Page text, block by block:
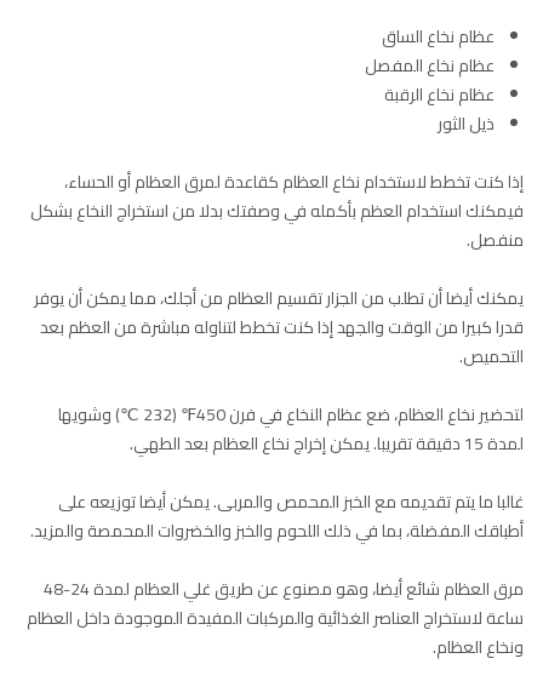
عظام نخاع الساق
عظام نخاع المفصل
عظام نخاع الرقبة
ذيل الثور
إذا كنت تخطط لاستخدام نخاع العظام كقاعدة لمرق العظام أو الحساء،
فيمكنك استخدام العظم بأكمله في وصفتك بدلا من استخراج النخاع بشكل
منفصل.
يمكنك أيضا أن تطلب من الجزار تقسيم العظام من أجلك، مما يمكن أن يوفر
قدرا كبيرا من الوقت والجهد إذا كنت تخطط لتناوله مباشرة من العظم بعد
التحميص.
لتحضير نخاع العظام، ضع عظام النخاع في فرن 450℉ (232 ℃) وشويها
لمدة 15 دقيقة تقريبا. يمكن إخراج نخاع العظام بعد الطهي.
غالبا ما يتم تقديمه مع الخبز المحمص والمربى. يمكن أيضا توزيعه على
أطباقك المفضلة، بما في ذلك اللحوم والخبز والخضروات المحمصة والمزيد.
مرق العظام شائع أيضا، وهو مصنوع عن طريق غلي العظام لمدة 24-48
ساعة لاستخراج العناصر الغذائية والمركبات المفيدة الموجودة داخل العظام
ونخاع العظام.